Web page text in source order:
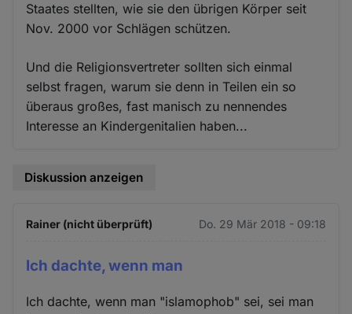
Staates stellten, wie sie den übrigen Körper seit
Nov. 2000 vor Schlägen schützen.
Und die Religionsvertreter sollten sich einmal
selbst fragen, warum sie denn in Teilen ein so
überaus großes, fast manisch zu nennendes
Interesse an Kindergenitalien haben...
Diskussion anzeigen
Rainer (nicht überprüft) Do. 29 Mär 2018 - 09:18
Ich dachte, wenn man
Ich dachte, wenn man "islamophob" sei, sei man